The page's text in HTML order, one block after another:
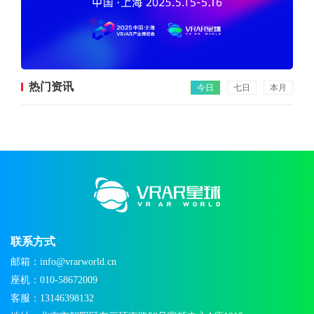
热门资讯 今日 七日 本月
联系方式
邮箱：info@vrarworld.cn
座机：010-58672009
客服：13146398132